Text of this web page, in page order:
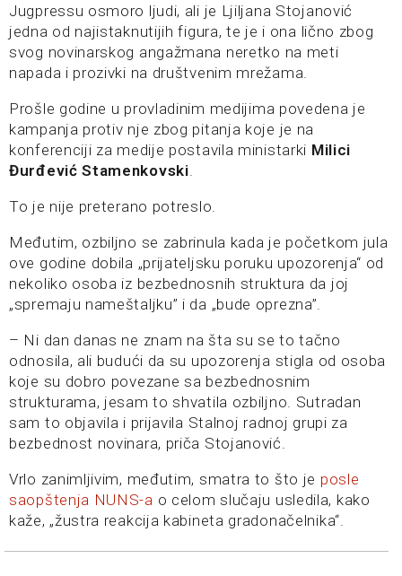
Jugpressu osmoro ljudi, ali je Ljiljana Stojanović
jedna od najistaknutijih figura, te je i ona lično zbog
svog novinarskog angažmana neretko na meti
napada i prozivki na društvenim mrežama.
Prošle godine u provladinim medijima povedena je
kampanja protiv nje zbog pitanja koje je na
konferenciji za medije postavila ministarki Milici
Đurđević Stamenkovski
To je nije preterano potreslo.
Međutim, ozbiljno se zabrinula kada je početkom jula
ove godine dobila „prijateljsku poruku upozorenja“ od
nekoliko osoba iz bezbednosnih struktura da joj
„spremaju nameštaljku” i da „bude oprezna”.
– Ni dan danas ne znam na šta su se to tačno
odnosila, ali budući da su upozorenja stigla od osoba
koje su dobro povezane sa bezbednosnim
strukturama, jesam to shvatila ozbiljno. Sutradan
sam to objavila i prijavila Stalnoj radnoj grupi za
bezbednost novinara, priča Stojanović.
Vrlo zanimljivim, međutim, smatra to što je posle
saopštenja NUNS-a o celom slučaju usledila, kako
kaže, „žustra reakcija kabineta gradonačelnika“.